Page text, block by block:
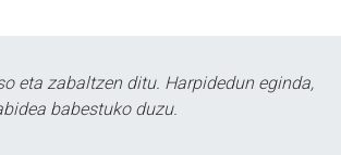
eta zabaltzen ditu. Harpidedun eginda,
babestuko duzu.